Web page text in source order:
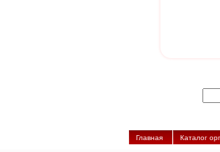
Главная Каталог